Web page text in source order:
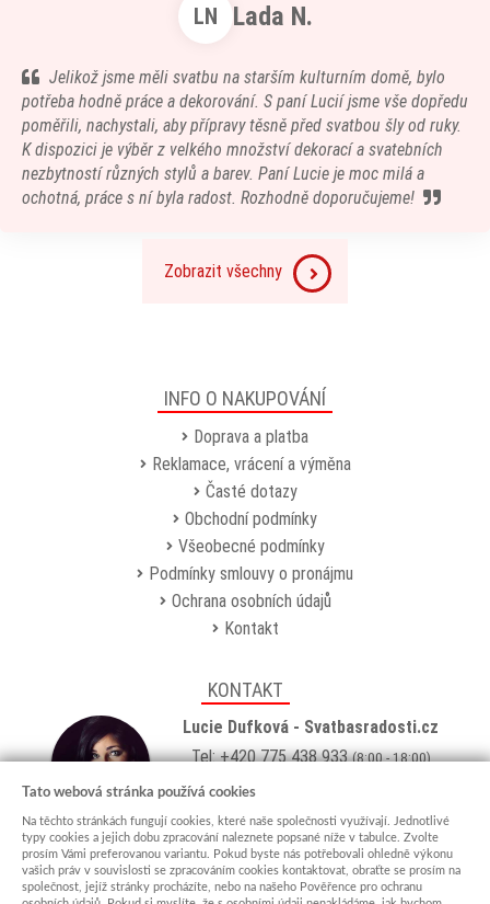
LN Lada N.
Jelikož jsme měli svatbu na starším kulturním domě, bylo
potřeba hodně práce a dekorování. S paní Lucií jsme vše dopředu
poměřili, nachystali, aby přípravy těsně před svatbou šly od ruky.
K dispozici je výběr z velkého množství dekorací a svatebních
nezbytností různých stylů a barev. Paní Lucie je moc milá a
ochotná, práce s ní byla radost. Rozhodně doporučujeme!
Zobrazit všechny
INFO O NAKUPOVÁNÍ
Doprava a platba
Reklamace, vrácení a výměna
Časté dotazy
Obchodní podmínky
Všeobecné podmínky
Podmínky smlouvy o pronájmu
Ochrana osobních údajů
Kontakt
KONTAKT
Lucie Dufková - Svatbasradosti.cz
Tel: +420 775 438 933(8:00 - 18:00)
Email:
Showroom
Jungmannova 627, Kyjov 69701
Po-Pá: po domluvě (více info)
Tato webová stránka používá cookies
Na těchto stránkách fungují cookies, které naše společnosti využívají. Jednotlivé
typy cookies a jejich dobu zpracování naleznete popsané níže v tabulce. Zvolte
prosím Vámi preferovanou variantu. Pokud byste nás potřebovali ohledně výkonu
vašich práv v souvislosti se zpracováním cookies kontaktovat, obraťte se prosím na
společnost, jejíž stránky procházíte, nebo na našeho Pověřence pro ochranu